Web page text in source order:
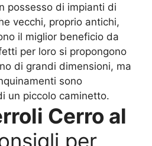
possesso di impianti di
vecchi, proprio antichi,
il miglior beneficio da
per loro si propongono
di grandi dimensioni, ma
sono
un piccolo caminetto.
Cerro al
per